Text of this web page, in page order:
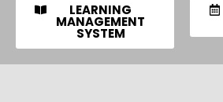
LEARNING
MANAGEMENT
SYSTEM